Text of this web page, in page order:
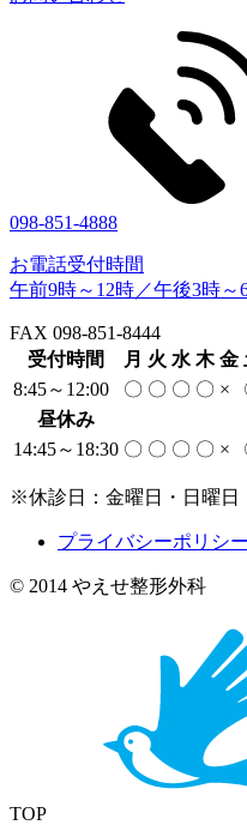
098-851-4888
お電話受付時間
午前9時～12時／午後3時～
FAX 098-851-8444
受付時間
月 火 水 木 金
8:45～12:00
〇 〇 〇 〇 ×
昼休み
14:45～18:30 〇 〇 〇 〇 ×
※休診日：金曜日・日曜日
プライバシーポリシー
© 2014 やえせ整形外科
TOP